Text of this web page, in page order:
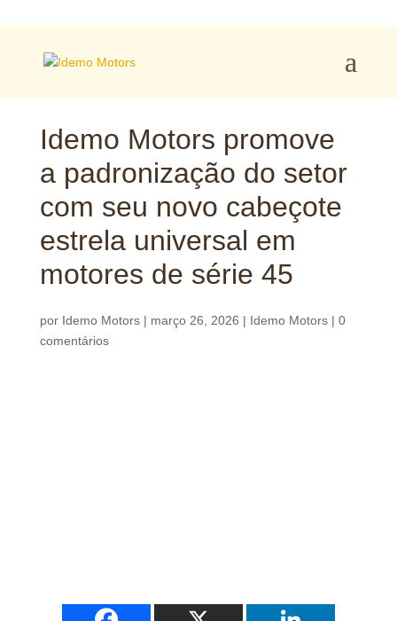
Idemo Motors promove
a padronização do setor
com seu novo cabeçote
estrela universal em
motores de série 45
por Idemo Motors| março 26, 2026 | Idemo Motors| 0
comentários